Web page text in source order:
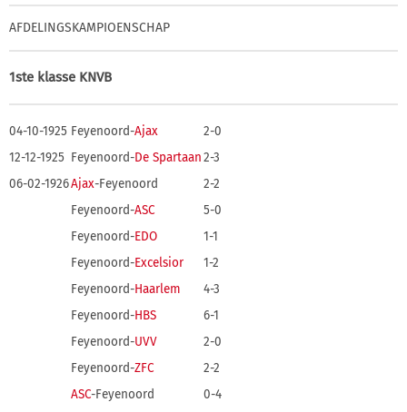
AFDELINGSKAMPIOENSCHAP
1ste klasse KNVB
04-10-1925 Feyenoord-Ajax
2-0
12-12-1925 Feyenoord-De Spartaan2-3
06-02-1926Ajax-Feyenoord
2-2
Feyenoord-ASC
5-0
Feyenoord-EDO
1-1
Feyenoord-Excelsior
1-2
Feyenoord-Haarlem
4-3
Feyenoord-HBS
6-1
Feyenoord-UVV
2-0
Feyenoord-ZFC
2-2
ASC-Feyenoord
0-4